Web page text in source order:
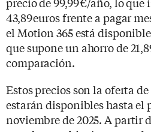
43,89 euros frente a pagar
el Motion 365 está
que supone un ahorro de
comparación.
Estos precios son la oferta
estarán disponibles hasta el
noviembre de 2025. A partir